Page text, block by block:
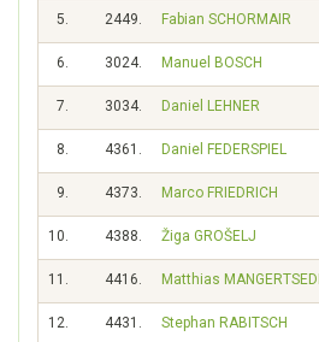
5. 2449. Fabian SCHORMAIR
6. 3024. Manuel BOSCH
7. 3034. Daniel LEHNER
8. 4361. Daniel FEDERSPIEL
9. 4373. Marco FRIEDRICH
10. 4388. Žiga GROŠELJ
11. 4416. Matthias
12. 4431. Stephan RABITSCH